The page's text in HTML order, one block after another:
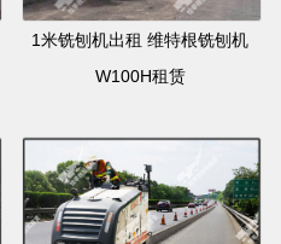
1米铣刨机出租 维特根铣刨机
W100H租赁